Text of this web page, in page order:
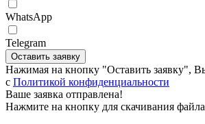
WhatsApp
Telegram
Оставить заявку
Нажимая на кнопку "Оставить заявку",
c Политикой конфиденциальности
Ваше заявка отправлена!
Нажмите на кнопку для скачивания